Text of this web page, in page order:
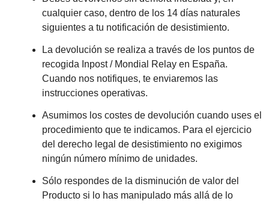
cualquier caso, dentro de los 14 días naturales
siguientes a tu notificación de desistimiento.
La devolución se realiza a través de los puntos de
recogida Inpost / Mondial Relay en España.
Cuando nos notifiques, te enviaremos las
instrucciones operativas.
Asumimos los costes de devolución cuando uses el
procedimiento que te indicamos. Para el ejercicio
del derecho legal de desistimiento no exigimos
ningún número mínimo de unidades.
Sólo respondes de la disminución de valor del
Producto si lo has manipulado más allá de lo